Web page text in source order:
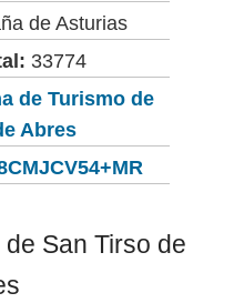
de Asturias
33774
de Turismo de
Abres
San Tirso de